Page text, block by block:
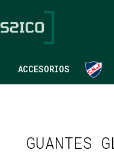
ACCESORIOS
GUANTES